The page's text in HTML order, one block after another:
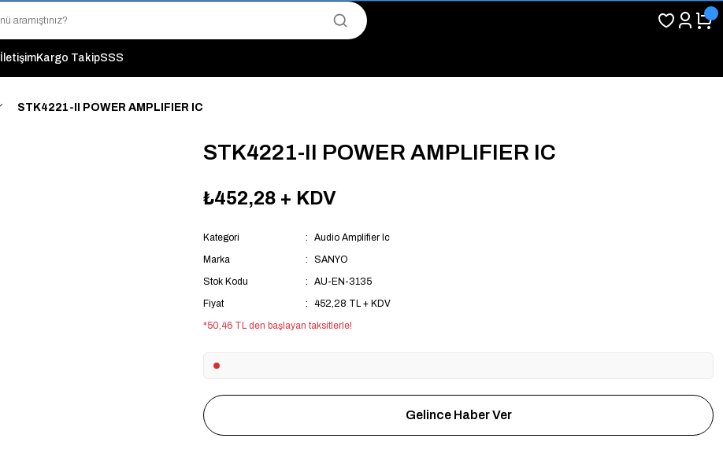
"Toptan Fiyatına Perakende Satış Avantajını Kaçırmayın!"
"Üyelere Özel: Stok Önceliği ve Proje Fiyatları."
İletişimKargo TakipSSS
STK4221-II POWER AMPLIFIER IC
STK4221-II POWER AMPLIFIER IC
₺452,28 + KDV
Kategori
Audio Amplifier Ic
Marka
SANYO
Stok Kodu
AU-EN-3135
Fiyat
452,28 TL + KDV
*50,46 TL den başlayan taksitlerle!
Gelince Haber Ver